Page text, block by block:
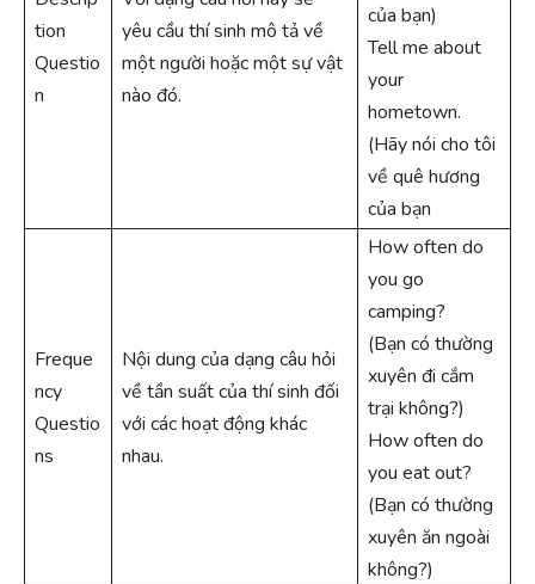
tion
Questio
n
yêu cầu thí sinh mô tả về
một người hoặc một sự vật
nào đó.
của bạn)
Tell me about
your
hometown.
(Hãy nói cho tôi
về quê hương
của bạn
Freque
ncy
Questio
ns
Nội dung của dạng câu hỏi
về tần suất của thí sinh đối
với các hoạt động khác
nhau.
How often do
you go
camping?
(Bạn có thường
xuyên đi cắm
trại không?)
How often do
you eat out?
(Bạn có thường
xuyên ăn ngoài
không?)